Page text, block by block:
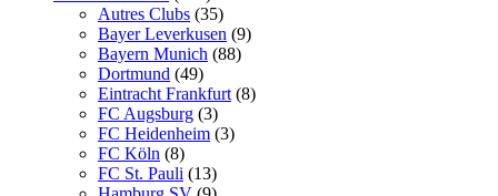
Autres Clubs (35)
Bayer Leverkusen (9)
Bayern Munich (88)
Dortmund (49)
Eintracht Frankfurt (8)
FC Augsburg (3)
FC Heidenheim (3)
FC Köln (8)
FC St. Pauli (13)